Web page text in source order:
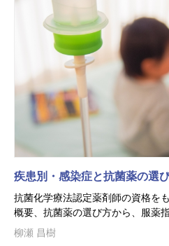
疾患別・感染症と抗菌薬の選
抗菌化学療法認定薬剤師の資格を
概要、抗菌薬の選び方から、服薬
柳瀬 昌樹